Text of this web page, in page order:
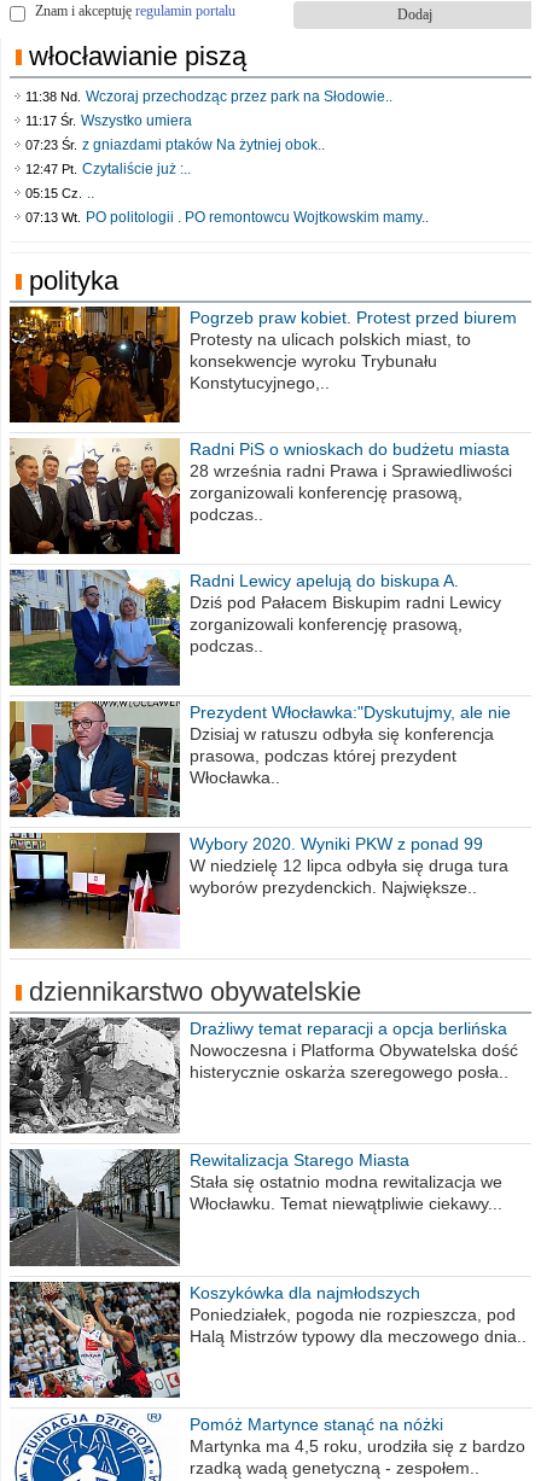
Znam i akceptuję regulamin portalu
włocławianie piszą
11:38 Nd. Wczoraj przechodząc przez park na Słodowie..
11:17 Śr. Wszystko umiera
07:23 Śr. z gniazdami ptaków Na żytniej obok..
12:47 Pt. Czytaliście już :..
05:15 Cz. ..
07:13 Wt. PO politologii . PO remontowcu Wojtkowskim mamy..
polityka
Pogrzeb praw kobiet. Protest przed biurem
poselskim PiS
Protesty na ulicach polskich miast, to
konsekwencje wyroku Trybunału
Konstytucyjnego,..
Radni PiS o wnioskach do budżetu miasta
na 2021 rok
28 września radni Prawa i Sprawiedliwości
zorganizowali konferencję prasową,
podczas..
Radni Lewicy apelują do biskupa A.
Wiesława Meringa
Dziś pod Pałacem Biskupim radni Lewicy
zorganizowali konferencję prasową,
podczas..
Prezydent Włocławka:"Dyskutujmy, ale nie
obrażajmy się”
Dzisiaj w ratuszu odbyła się konferencja
prasowa, podczas której prezydent
Włocławka..
Wybory 2020. Wyniki PKW z ponad 99
procent obwodów
W niedzielę 12 lipca odbyła się druga tura
wyborów prezydenckich. Największe..
dziennikarstwo obywatelskie
Drażliwy temat reparacji a opcja berlińska
Nowoczesna i Platforma Obywatelska dość
histerycznie oskarża szeregowego posła..
Rewitalizacja Starego Miasta
Stała się ostatnio modna rewitalizacja we
Włocławku. Temat niewątpliwie ciekawy...
Koszykówka dla najmłodszych
Poniedziałek, pogoda nie rozpieszcza, pod
Halą Mistrzów typowy dla meczowego dnia..
Pomóż Martynce stanąć na nóżki
Martynka ma 4,5 roku, urodziła się z bardzo
rzadką wadą genetyczną - zespołem..